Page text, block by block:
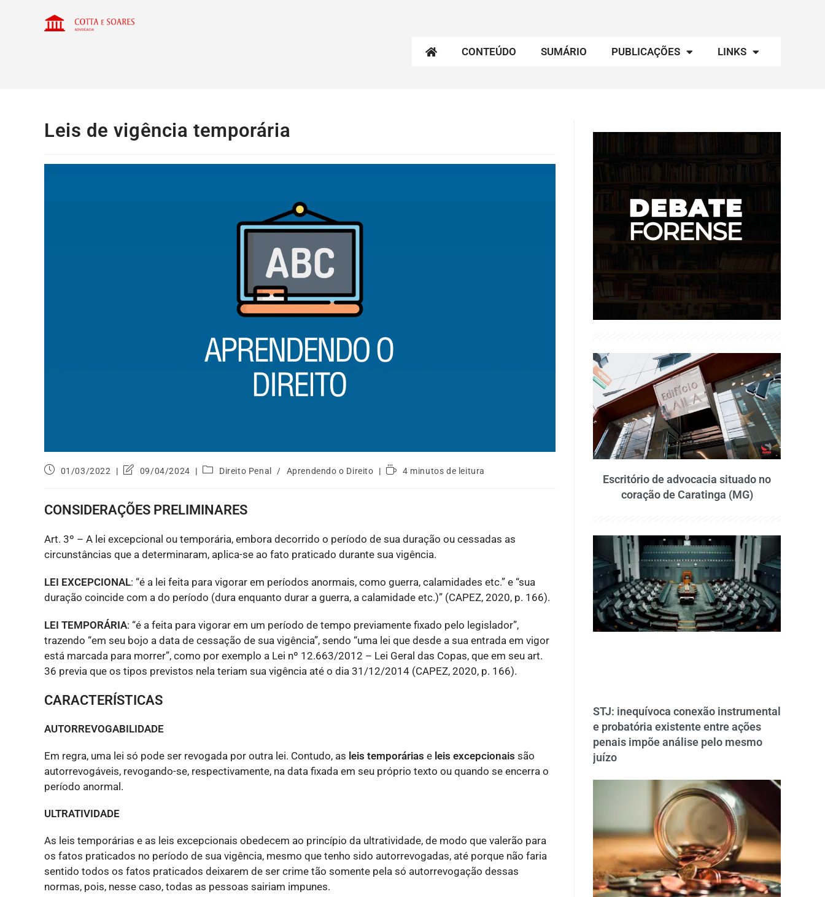
CONTEÚDO SUMÁRIO PUBLICAÇÕES LINKS
Leis de vigência temporária
01/03/2022 09/04/2024 Direito Penal / Aprendendo o Direito 4 minutos de leitura
CONSIDERAÇÕES PRELIMINARES
Art. 3º – A lei excepcional ou temporária, embora decorrido o período de sua duração ou cessadas as
circunstâncias que a determinaram, aplica-se ao fato praticado durante sua vigência.
LEI EXCEPCIONAL: “é a lei feita para vigorar em períodos anormais, como guerra, calamidades etc.” e “sua
duração coincide com a do período (dura enquanto durar a guerra, a calamidade etc.)” (CAPEZ, 2020, p. 166).
LEI TEMPORÁRIA: “é a feita para vigorar em um período de tempo previamente fixado pelo legislador”,
trazendo “em seu bojo a data de cessação de sua vigência”, sendo “uma lei que desde a sua entrada em vigor
está marcada para morrer”, como por exemplo a Lei nº 12.663/2012 – Lei Geral das Copas, que em seu art.
36 previa que os tipos previstos nela teriam sua vigência até o dia 31/12/2014 (CAPEZ, 2020, p. 166).
CARACTERÍSTICAS
AUTORREVOGABILIDADE
Em regra, uma lei só pode ser revogada por outra lei. Contudo, as leis temporárias e leis excepcionais são
autorrevogáveis, revogando-se, respectivamente, na data fixada em seu próprio texto ou quando se encerra o
período anormal.
ULTRATIVIDADE
As leis temporárias e as leis excepcionais obedecem ao princípio da ultratividade, de modo que valerão para
os fatos praticados no período de sua vigência, mesmo que tenho sido autorrevogadas, até porque não faria
sentido todos os fatos praticados deixarem de ser crime tão somente pela só autorrevogação dessas
normas, pois, nesse caso, todas as pessoas sairiam impunes.
Escritório de advocacia situado no
coração de Caratinga (MG)
STJ: inequívoca conexão instrumental
e probatória existente entre ações
penais impõe análise pelo mesmo
juízo